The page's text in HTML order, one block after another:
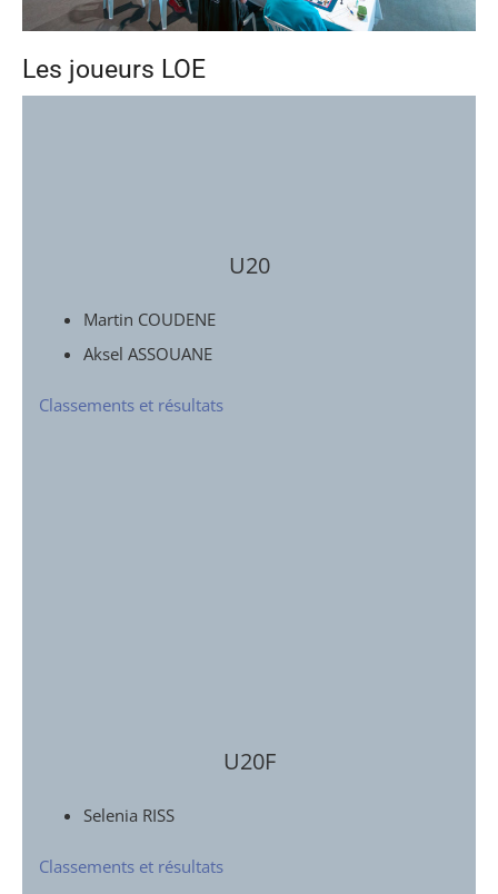
Les joueurs LOE
U20
Martin COUDENE
Aksel ASSOUANE
Classements et résultats
U20F
Selenia RISS
Classements et résultats